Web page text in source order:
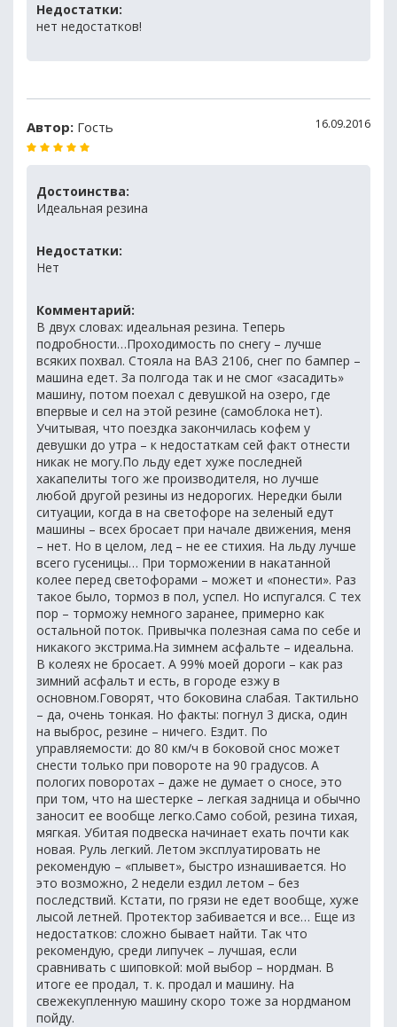
Недостатки:
нет недостатков!
Автор: Гость 16.09.2016
Достоинства:
Идеальная резина
Недостатки:
Нет
Комментарий:
В двух словах: идеальная резина. Теперь
подробности…Проходимость по снегу – лучше
всяких похвал. Стояла на ВАЗ 2106, снег по бампер –
машина едет. За полгода так и не смог «засадить»
машину, потом поехал с девушкой на озеро, где
впервые и сел на этой резине (самоблока нет).
Учитывая, что поездка закончилась кофем у
девушки до утра – к недостаткам сей факт отнести
никак не могу.По льду едет хуже последней
хакапелиты того же производителя, но лучше
любой другой резины из недорогих. Нередки были
ситуации, когда в на светофоре на зеленый едут
машины – всех бросает при начале движения, меня
– нет. Но в целом, лед – не ее стихия. На льду лучше
всего гусеницы… При торможении в накатанной
колее перед светофорами – может и «понести». Раз
такое было, тормоз в пол, успел. Но испугался. С тех
пор – торможу немного заранее, примерно как
остальной поток. Привычка полезная сама по себе и
никакого экстрима.На зимнем асфальте – идеальна.
В колеях не бросает. А 99% моей дороги – как раз
зимний асфальт и есть, в городе езжу в
основном.Говорят, что боковина слабая. Тактильно
– да, очень тонкая. Но факты: погнул 3 диска, один
на выброс, резине – ничего. Ездит. По
управляемости: до 80 км/ч в боковой снос может
снести только при повороте на 90 градусов. А
пологих поворотах – даже не думает о сносе, это
при том, что на шестерке – легкая задница и обычно
заносит ее вообще легко.Само собой, резина тихая,
мягкая. Убитая подвеска начинает ехать почти как
новая. Руль легкий. Летом эксплуатировать не
рекомендую – «плывет», быстро изнашивается. Но
это возможно, 2 недели ездил летом – без
последствий. Кстати, по грязи не едет вообще, хуже
лысой летней. Протектор забивается и все… Еще из
недостатков: сложно бывает найти. Так что
рекомендую, среди липучек – лучшая, если
сравнивать с шиповкой: мой выбор – нордман. В
итоге ее продал, т. к. продал и машину. На
свежекупленную машину скоро тоже за нордманом
пойду.